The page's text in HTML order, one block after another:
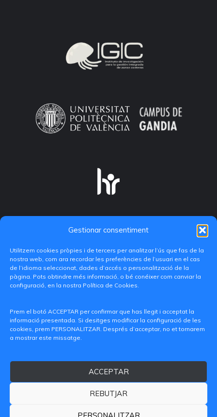
Gestionar consentiment
Utilitzem cookies pròpies i de tercers per analitzar l’ús que fas de la
nostra web, com ara recordar les preferències de l’usuari en el cas
de l’idioma seleccionat, dades d’accés o personalització de la
pàgina. Pots obtindre més informació, o bé conéixer com canviar la
configuració, en la nostra Política de Cookies.
Prem el botó ACCEPTAR per confirmar que has llegit i acceptat la
informació presentada. Si desitges modificar la configuració de les
cookies, prem PERSONALITZAR. Després d’acceptar, no et tornarem
a mostrar este missatge.
ACCEPTAR
REBUTJAR
PERSONALITZAR
C/ Paranimf, 1 - 46730 Grau de Gandia
+34 962849333
DE VALÈNCIA
Avís legalPolítica de privacitat